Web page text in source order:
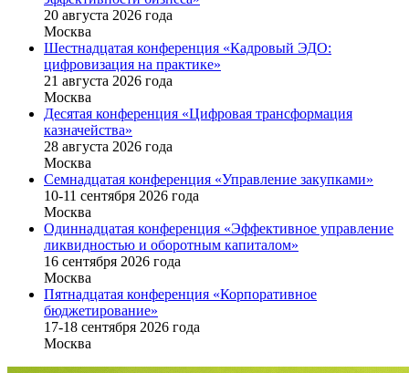
20 августа 2026 года
Москва
Шестнадцатая конференция «Кадровый ЭДО:
цифровизация на практике»
21 августа 2026 года
Москва
Десятая конференция «Цифровая трансформация
казначейства»
28 августа 2026 года
Москва
Семнадцатая конференция «Управление закупками»
10-11 сентября 2026 года
Москва
Одиннадцатая конференция «Эффективное управление
ликвидностью и оборотным капиталом»
16 cентября 2026 года
Москва
Пятнадцатая конференция «Корпоративное
бюджетирование»
17-18 сентября 2026 года
Москва